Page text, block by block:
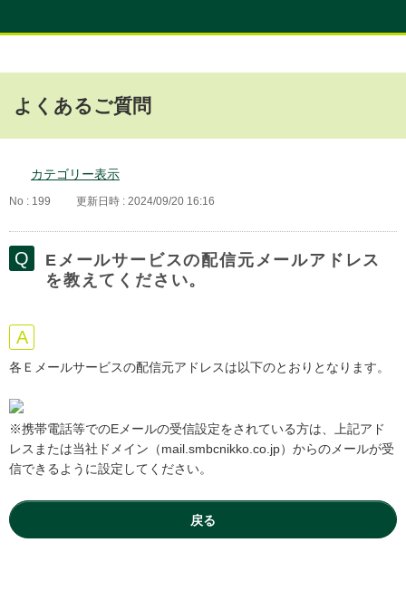
よくあるご質問
カテゴリー表示
No : 199 更新日時 : 2024/09/20 16:16
Eメールサービスの配信元メールアドレス
を教えてください。
各Ｅメールサービスの配信元アドレスは以下のとおりとなります。
※携帯電話等でのEメールの受信設定をされている方は、上記アド
レスまたは当社ドメイン（mail.smbcnikko.co.jp）からのメールが受
信できるように設定してください。
戻る